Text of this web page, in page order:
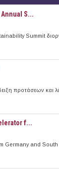
S...
Summit
προτάσεων και
f...
Germany and South